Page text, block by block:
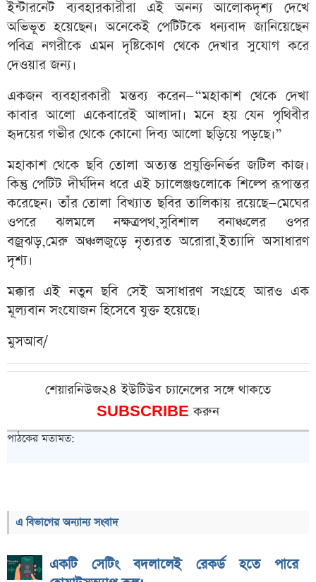
ইন্টারনেট ব্যবহারকারীরা এই অনন্য আলোকদৃশ্য দেখে
অভিভূত হয়েছেন। অনেকেই পেটিটকে ধন্যবাদ জানিয়েছেন
পবিত্র নগরীকে এমন দৃষ্টিকোণ থেকে দেখার সুযোগ করে
দেওয়ার জন্য।
একজন ব্যবহারকারী মন্তব্য করেন—“মহাকাশ থেকে দেখা
কাবার আলো একেবারেই আলাদা। মনে হয় যেন পৃথিবীর
হৃদয়ের গভীর থেকে কোনো দিব্য আলো ছড়িয়ে পড়ছে।”
মহাকাশ থেকে ছবি তোলা অত্যন্ত প্রযুক্তিনির্ভর জটিল কাজ।
কিন্তু পেটিট দীর্ঘদিন ধরে এই চ্যালেঞ্জগুলোকে শিল্পে রূপান্তর
করেছেন। তাঁর তোলা বিখ্যাত ছবির তালিকায় রয়েছে—মেঘের
ওপরে ঝলমলে নক্ষত্রপথ,সুবিশাল বনাঞ্চলের ওপর
বজ্রঝড়,মেরু অঞ্চলজুড়ে নৃত্যরত অরোরা,ইত্যাদি অসাধারণ
দৃশ্য।
মক্কার এই নতুন ছবি সেই অসাধারণ সংগ্রহে আরও এক
মূল্যবান সংযোজন হিসেবে যুক্ত হয়েছে।
মুসআব/
শেয়ারনিউজ২৪ ইউটিউব চ্যানেলের সঙ্গে থাকতে
SUBSCRIBEকরুন
পাঠকের মতামত:
এ বিভাগের অন্যান্য সংবাদ
একটি সেটিং বদলালেই রেকর্ড হতে পারে